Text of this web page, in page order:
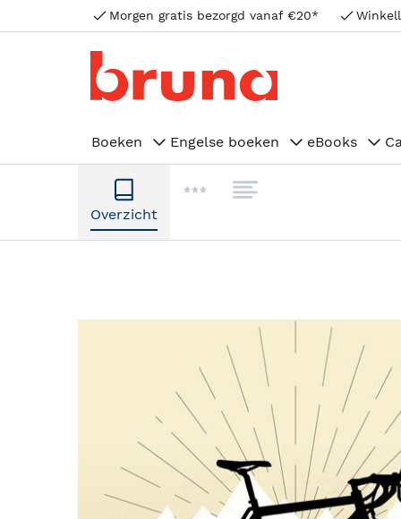
Morgen gratis bezorgd vanaf €20*
Boeken Engelse boeken eBooks
Overzicht